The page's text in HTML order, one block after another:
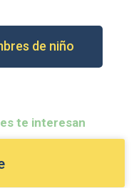
de niño
te interesan